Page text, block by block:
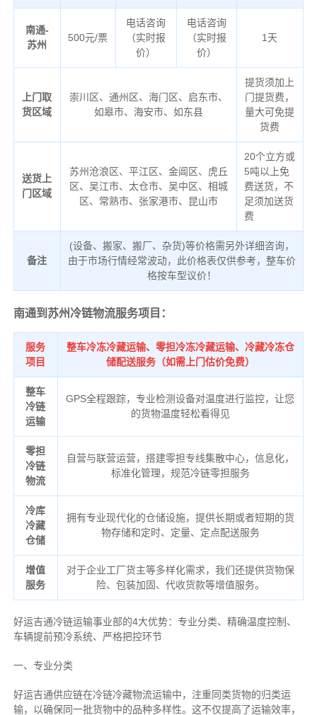
南通-
苏州
500元/票
电话咨询
（实时报
价）
电话咨询
（实时报
价）
1天
上门取
货区域
崇川区、通州区、海门区、启东市、
如皋市、海安市、如东县
提货须加上
门提货费，
量大可免提
货费
送货上
门区域
苏州沧浪区、平江区、金阊区、虎丘
区、吴江市、太仓市、吴中区、相城
区、常熟市、张家港市、昆山市
20个立方或
5吨以上免
费送货，不
足须加送货
费
备注
(设备、搬家、搬厂、杂货)等价格需另外详细咨询，
由于市场行情经常波动，此价格表仅供参考，整车价
格按车型议价！
南通到苏州冷链物流服务项目：
服务
项目
整车冷冻冷藏运输、零担冷冻冷藏运输、冷藏冷冻仓
储配送服务（如需上门估价免费）
整车
冷链
运输
GPS全程跟踪，专业检测设备对温度进行监控，让您
的货物温度轻松看得见
零担
冷链
物流
自营与联营运营，搭建零担专线集散中心，信息化，
标准化管理，规范冷链零担服务
冷库
冷藏
仓储
拥有专业现代化的仓储设施，提供长期或者短期的货
物存储和定时、定量、定点配送服务
增值
服务
对于企业工厂货主等多样化需求，我们还提供货物保
险、包装加固、代收货款等增值服务。
好运吉通冷链运输事业部的4大优势： 专业分类、 精确温度控制、
车辆提前预冷系统、 严格把控环节
一、专业分类
好运吉通供应链在冷链冷藏物流运输中，注重同类货物的归类运
输，以确保同一批货物中的品种多样性。这不仅提高了运输效率，